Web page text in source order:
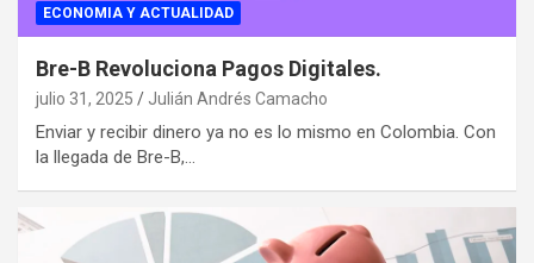
ECONOMIA Y ACTUALIDAD
Bre-B Revoluciona Pagos Digitales.
julio 31, 2025 Julián Andrés Camacho
Enviar y recibir dinero ya no es lo mismo en Colombia. Con
la llegada de Bre-B,…